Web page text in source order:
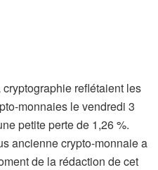
reflétaient les
monnaies le vendredi 3
petite perte de 1,26 %.
ancienne crypto-monnaie a
de la rédaction de cet